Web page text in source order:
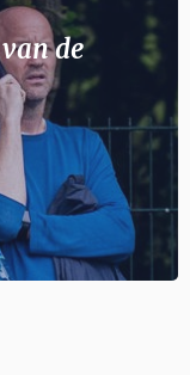
de